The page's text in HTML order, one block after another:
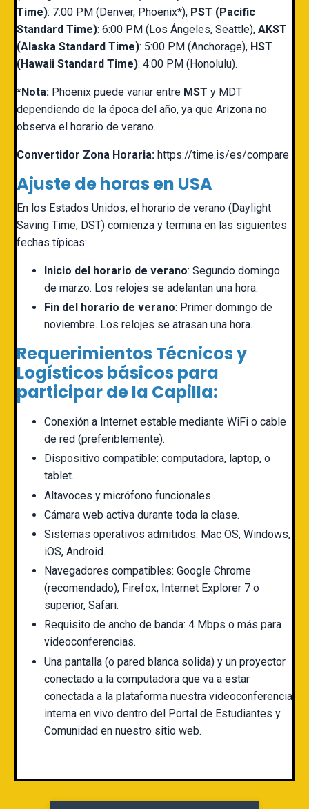
Time): 7:00 PM (Denver, Phoenix*), PST (Pacific
Standard Time): 6:00 PM (Los Ángeles, Seattle), AKST
(Alaska Standard Time): 5:00 PM (Anchorage), HST
(Hawaii Standard Time): 4:00 PM (Honolulu).
*Nota: Phoenix puede variar entre MST y MDT
dependiendo de la época del año, ya que Arizona no
observa el horario de verano.
Convertidor Zona Horaria: https://time.is/es/compare
Ajuste de horas en USA
En los Estados Unidos, el horario de verano (Daylight
Saving Time, DST) comienza y termina en las siguientes
fechas típicas:
Inicio del horario de verano: Segundo domingo
de marzo. Los relojes se adelantan una hora.
Fin del horario de verano: Primer domingo de
noviembre. Los relojes se atrasan una hora.
Requerimientos Técnicos y
Logísticos básicos para
participar de la Capilla:
Conexión a Internet estable mediante WiFi o cable
de red (preferiblemente).
Dispositivo compatible: computadora, laptop, o
tablet.
Altavoces y micrófono funcionales.
Cámara web activa durante toda la clase.
Sistemas operativos admitidos: Mac OS, Windows,
iOS, Android.
Navegadores compatibles: Google Chrome
(recomendado), Firefox, Internet Explorer 7 o
superior, Safari.
Requisito de ancho de banda: 4 Mbps o más para
videoconferencias.
Una pantalla (o pared blanca solida) y un proyector
conectado a la computadora que va a estar
conectada a la plataforma nuestra videoconferencia
interna en vivo dentro del Portal de Estudiantes y
Comunidad en nuestro sitio web.